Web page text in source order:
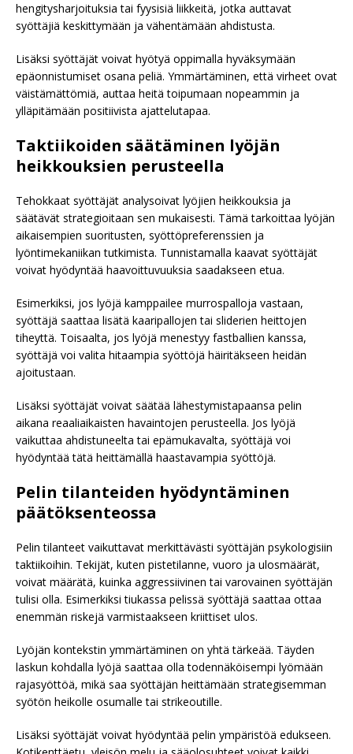
hengitysharjoituksia tai fyysisiä liikkeitä, jotka auttavat
syöttäjiä keskittymään ja vähentämään ahdistusta.
Lisäksi syöttäjät voivat hyötyä oppimalla hyväksymään
epäonnistumiset osana peliä. Ymmärtäminen, että virheet ovat
väistämättömiä, auttaa heitä toipumaan nopeammin ja
ylläpitämään positiivista ajattelutapaa.
Taktiikoiden säätäminen lyöjän
heikkouksien perusteella
Tehokkaat syöttäjät analysoivat lyöjien heikkouksia ja
säätävät strategioitaan sen mukaisesti. Tämä tarkoittaa lyöjän
aikaisempien suoritusten, syöttöpreferenssien ja
lyöntimekaniikan tutkimista. Tunnistamalla kaavat syöttäjät
voivat hyödyntää haavoittuvuuksia saadakseen etua.
Esimerkiksi, jos lyöjä kamppailee murrospalloja vastaan,
syöttäjä saattaa lisätä kaaripallojen tai sliderien heittojen
tiheyttä. Toisaalta, jos lyöjä menestyy fastballien kanssa,
syöttäjä voi valita hitaampia syöttöjä häiritäkseen heidän
ajoitustaan.
Lisäksi syöttäjät voivat säätää lähestymistapaansa pelin
aikana reaaliaikaisten havaintojen perusteella. Jos lyöjä
vaikuttaa ahdistuneelta tai epämukavalta, syöttäjä voi
hyödyntää tätä heittämällä haastavampia syöttöjä.
Pelin tilanteiden hyödyntäminen
päätöksenteossa
Pelin tilanteet vaikuttavat merkittävästi syöttäjän psykologisiin
taktiikoihin. Tekijät, kuten pistetilanne, vuoro ja ulosmäärät,
voivat määrätä, kuinka aggressiivinen tai varovainen syöttäjän
tulisi olla. Esimerkiksi tiukassa pelissä syöttäjä saattaa ottaa
enemmän riskejä varmistaakseen kriittiset ulos.
Lyöjän kontekstin ymmärtäminen on yhtä tärkeää. Täyden
laskun kohdalla lyöjä saattaa olla todennäköisempi lyömään
rajasyöttöä, mikä saa syöttäjän heittämään strategisemman
syötön heikolle osumalle tai strikeoutille.
Lisäksi syöttäjät voivat hyödyntää pelin ympäristöä edukseen.